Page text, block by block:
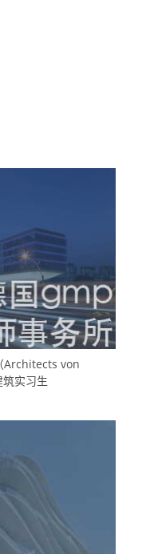
Architects von
实习生